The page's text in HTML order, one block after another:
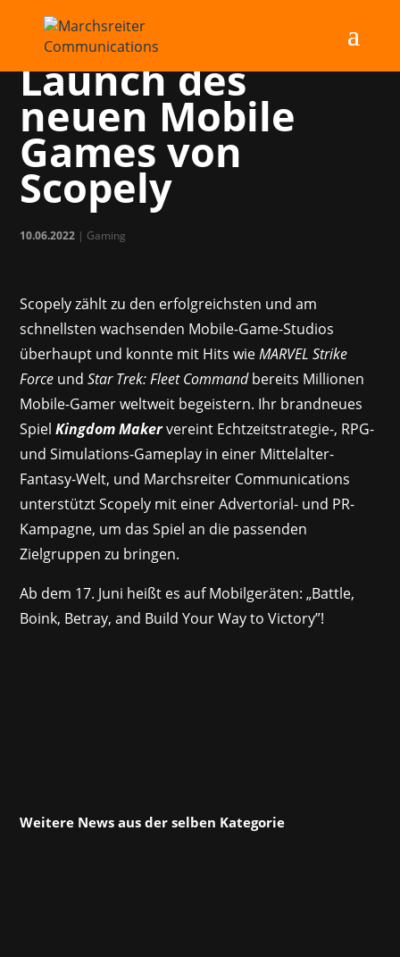
MC unterstützt
Launch des
neuen Mobile
Games von
Scopely
10.06.2022 | Gaming
Scopely zählt zu den erfolgreichsten und am
schnellsten wachsenden Mobile-Game-Studios
überhaupt und konnte mit Hits wieMARVEL Strike
Force undStar Trek: Fleet Commandbereits Millionen
Mobile-Gamer weltweit begeistern. Ihr brandneues
SpielKingdom Makervereint Echtzeitstrategie-, RPG-
und Simulations-Gameplay in einer Mittelalter-
Fantasy-Welt, und Marchsreiter Communications
unterstützt Scopely mit einer Advertorial- und PR-
Kampagne, um das Spiel an die passenden
Zielgruppen zu bringen.
Ab dem 17. Juni heißt es auf Mobilgeräten: „Battle,
Boink, Betray, and Build Your Way to Victory”!
Weitere News aus der selben Kategorie